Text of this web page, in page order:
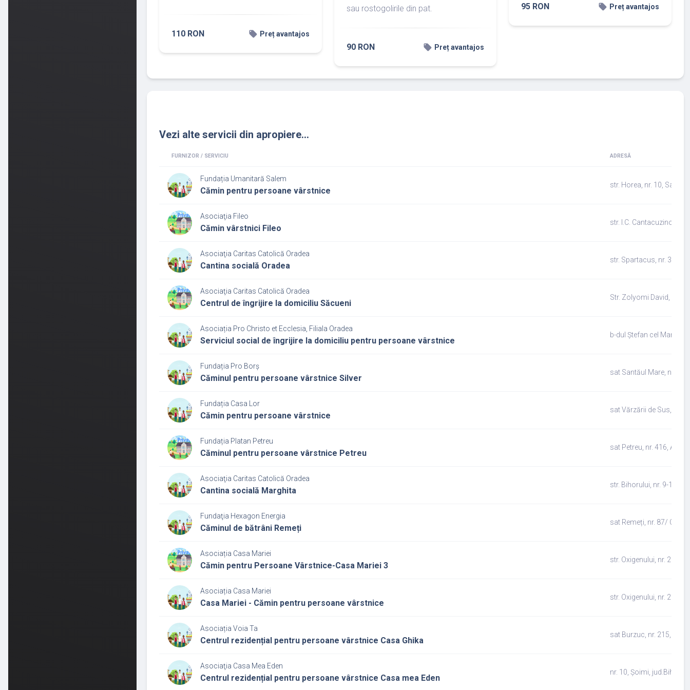
110 RON local_offer Preț avantajos
sau rostogolirile din pat.
90 RON local_offer Preț avantajos
95 RON local_offer Preț avantajos
Vezi alte servicii din apropiere...
FURNIZOR / SERVICIU ADRESĂ
Fundația Umanitară Salem
Cămin pentru persoane vârstnice
str. Horea, nr. 10,
Asociaţia Fileo
Cămin vârstnici Fileo
str. I.C. Cantacuzino nr.
Asociaţia Caritas Catolică Oradea
Cantina socială Oradea
str. Spartacus, nr. 31 A,
Asociaţia Caritas Catolică Oradea
Centrul de îngrijire la domiciliu Săcueni
Str. Zolyomi David, nr.
Asociația Pro Christo et Ecclesia, Filiala Oradea
Serviciul social de îngrijire la domiciliu pentru persoane vârstnice
b-dul Ștefan cel Mare nr.
Fundația Pro Borș
Căminul pentru persoane vârstnice Silver
sat Santăul Mare, nr.
Fundația Casa Lor
Cămin pentru persoane vârstnice
sat Vărzării de Sus, nr.
Fundația Platan Petreu
Căminul pentru persoane vârstnice Petreu
sat Petreu, nr. 416,
Asociaţia Caritas Catolică Oradea
Cantina socială Marghita
str. Bihorului, nr. 9-11,
Fundaţia Hexagon Energia
Căminul de bătrâni Remeți
sat Remeți, nr. 87/ C,
Asociația Casa Mariei
Cămin pentru Persoane Vârstnice-Casa Mariei 3
str. Oxigenului, nr. 26,
Asociația Casa Mariei
Casa Mariei - Cămin pentru persoane vârstnice
str. Oxigenului, nr. 28,
Asociația Voia Ta
Centrul rezidențial pentru persoane vârstnice Casa Ghika
sat Burzuc, nr. 215,
Asociaţia Casa Mea Eden
Centrul rezidențial pentru persoane vârstnice Casa mea Eden
nr. 10, Șoimi, jud.Bihor